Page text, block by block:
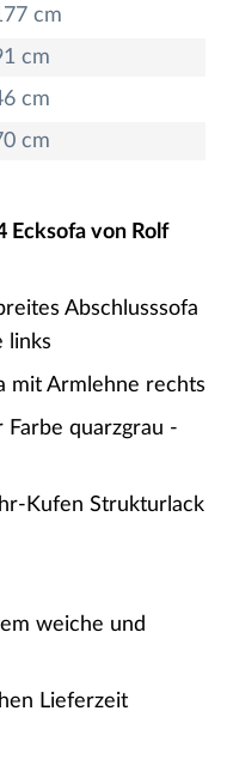
cm
cm
cm
cm
Ecksofa von Rolf
Abschlusssofa
links
mit Armlehne rechts
Farbe quarzgrau -
Kufen Strukturlack
weiche und
Lieferzeit